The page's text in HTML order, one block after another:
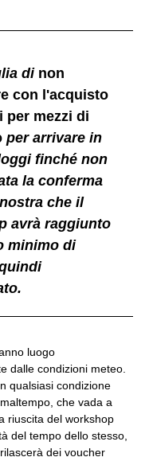
di non
con l'acquisto
per mezzi di
per arrivare in
finché non
la conferma
che il
avrà raggiunto
minimo di
luogo
dalle condizioni meteo.
qualsiasi condizione
che vada a
riuscita del workshop
del tempo dello stesso,
dei voucher